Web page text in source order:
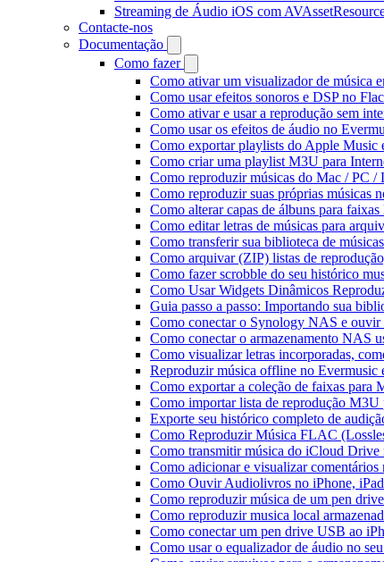
Streaming de Áudio iOS com
Contacte-nos
Documentação
Como fazer
Como ativar um visualizador de música
Como usar efeitos sonoros e DSP no
Como ativar e usar a reprodução sem
Como usar os efeitos de áudio no
Como exportar playlists do Apple Music
Como criar uma playlist M3U para
Como reproduzir músicas do Mac / PC
Como reproduzir suas próprias músicas
Como alterar capas de álbuns para
Como editar letras de músicas para
Como transferir sua biblioteca de
Como arquivar (ZIP) listas de
Como fazer scrobble do seu histórico
Como Usar Widgets Dinâmicos
Guia passo a passo: Importando sua
Como conectar o Synology NAS e ouvir
Como conectar o armazenamento NAS
Como visualizar letras incorporadas,
Reproduzir música offline no Evermusic
Como exportar a coleção de faixas
Como importar lista de reprodução M3U
Exporte seu histórico completo de
Como Reproduzir Música FLAC
Como transmitir música do iCloud Drive
Como adicionar e visualizar
Como Ouvir Audiolivros no iPhone,
Como reproduzir música de um pen
Como reproduzir musica local
Como conectar um pen drive USB ao
Como usar o equalizador de áudio no